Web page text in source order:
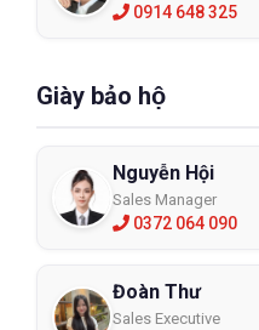
0914 648 325
Giày bảo hộ
Nguyễn Hội
Sales Manager
0372 064 090
Đoàn Thư
Sales Executive